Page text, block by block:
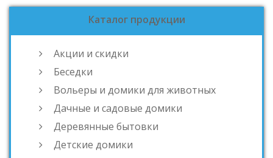
Каталог продукции
Акции и скидки
Беседки
Вольеры и домики для животных
Дачные и садовые домики
Деревянные бытовки
Детские домики